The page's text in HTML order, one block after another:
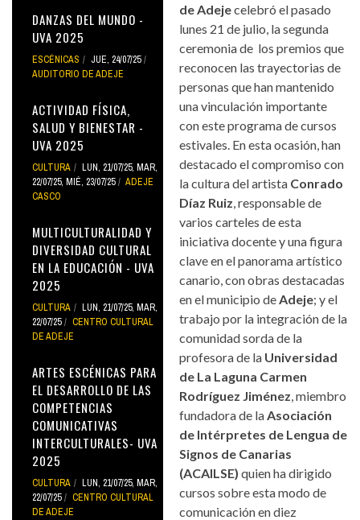
DANZAS DEL MUNDO -
UVA 2025
ESCÉNICAS
JUE, 24/07/25
AUDITORIO DE ADEJE
ACTIVIDAD FÍSICA,
SALUD Y BIENESTAR -
UVA 2025
CULTURA LUN, 21/07/25, MAR,
22/07/25, MIÉ, 23/07/25
ADEJE
CASCO
MULTICULTURALIDAD Y
DIVERSIDAD CULTURAL
EN LA EDUCACIÓN - UVA
2025
CULTURA LUN, 21/07/25, MAR,
22/07/25
CENTRO CULTURAL
DE ADEJE
ARTES ESCÉNICAS PARA
EL DESARROLLO DE LAS
COMPETENCIAS
COMUNICATIVAS
INTERCULTURALES- UVA
2025
CULTURA LUN, 21/07/25, MAR,
22/07/25
CENTRO CULTURAL
DE ADEJE
de Adejecelebró el pasado
lunes 21 de julio, la segunda
ceremonia de los premios que
reconocen las trayectorias de
personas que han mantenido
una vinculación importante
con este programa de cursos
estivales. En esta ocasión, han
destacado el compromiso con
la cultura del artista Conrado
Díaz Ruiz, responsable de
varios carteles de esta
iniciativa docente y una figura
clave en el panorama artístico
canario, con obras destacadas
en el municipio deAdeje; y el
trabajo por la integración de la
comunidad sorda de la
profesora de la Universidad
de La Laguna Carmen
Rodríguez Jiménez, miembro
fundadora de laAsociación
de Intérpretes de Lengua de
Signos de Canarias
(ACAILSE)quien ha dirigido
cursos sobre esta modo de
comunicación en diez